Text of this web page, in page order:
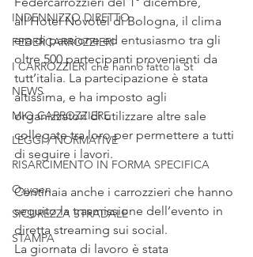
INDENNIZZO DIRETTO
FEDERCARROZZIERI
I CARROZZIERI che hanno fatto la St
NEWS
MIO CARROZZIERE
LEGGI / NORMATIVE
RISARCIMENTO IN FORMA SPECIFICA
Oxygen
SICUREZZA STRADALE
STAMPA
all’Hotel Novotel di Bologna, il clima
era di passione ed entusiasmo tra gli
oltre 500 partecipanti provenienti da
tutt’italia. La partecipazione è stata
altissima, e ha imposto agli
organizzatori di utilizzare altre sale
collegate tra loro per permettere a tutti
di seguire i lavori.
Centinaia anche i carrozzieri che hanno
seguito la trasmissione dell’evento in
diretta streaming sui social.
La giornata di lavoro è stata